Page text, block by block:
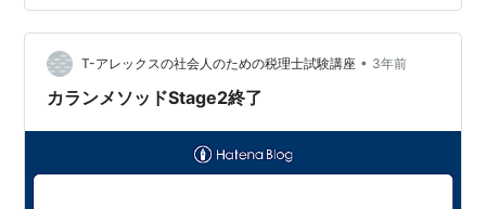
は含まれていません。 1. 私の現状の課題カランメソッド
を完了して、リスニングの能力が向上し会議で同僚の発
言は大分聞き取れるようになり、自分の発言もある程度
スムーズに言…
T-アレックスの社会人のための税理士試験講座 • 3年前
カランメソッドStage2終了